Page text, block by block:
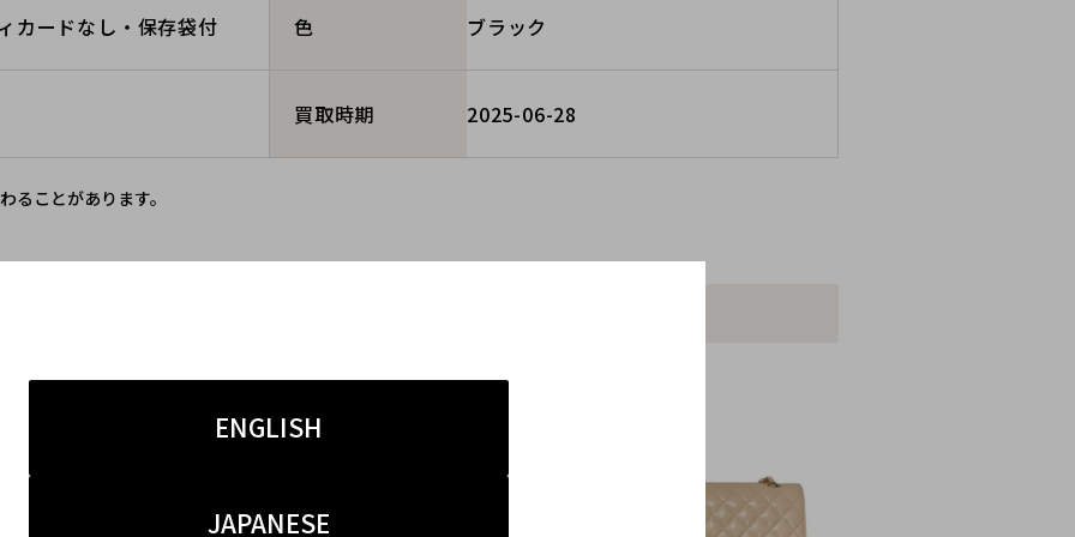
ENGLISH
JAPANESE
カードなし・保存袋付 色 ブラック
買取時期 2025-06-28
ことがあります。